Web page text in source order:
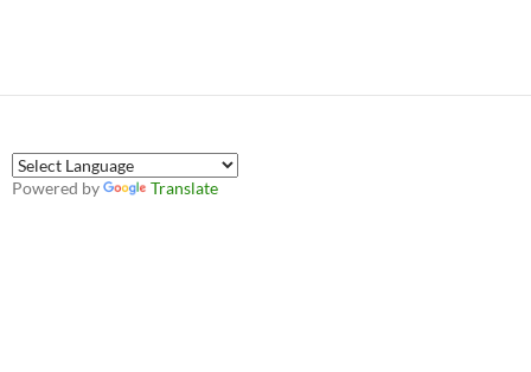
Powered by Translate